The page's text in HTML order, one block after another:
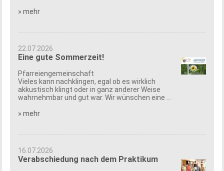
» mehr
22.07.2026
Eine gute Sommerzeit!
Pfarreiengemeinschaft
Vieles kann nachklingen, egal ob es wirklich
akkustisch klingt oder in ganz anderer Weise
wahrnehmbar und gut war. Wir wünschen eine ...
» mehr
16.07.2026
Verabschiedung nach dem Praktikum